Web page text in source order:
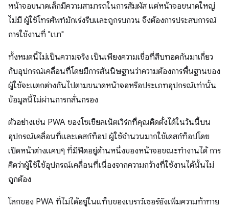
หน้าจอขนาดเล็กมีความสามารถในการสัมผัส แต่หน้าจอขนาดใหญ่
ไม่มี ผู้ใช้โทรศัพท์มักเร่งรีบและถูกรบกวน จึงต้องการประสบการณ์
การใช้งานที่ "เบา"
ทั้งหมดนี้ไม่เป็นความจริง เป็นเพียงความเชื่อที่สืบทอดกันมาเกี่ยว
กับอุปกรณ์เคลื่อนที่โดยมีการสันนิษฐานว่าความต้องการพื้นฐานของ
ผู้ใช้จะแตกต่างกันไปตามขนาดหน้าจอหรือประเภทอุปกรณ์เท่านั้น
ข้อมูลนี้ไม่ผ่านการกลั่นกรอง
ตัวอย่างเช่น PWA ของโซเชียลเน็ตเวิร์กที่คุณติดตั้งได้ในวันนี้บน
อุปกรณ์เคลื่อนที่และเดสก์ท็อป ผู้ใช้จำนวนมากใช้เดสก์ท็อปโดย
เปิดหน้าต่างแคบๆ ที่มีฟีดอยู่ด้านหนึ่งของหน้าจอขณะทำงานได้ การ
คิดว่าผู้ใช้ใช้อุปกรณ์เคลื่อนที่เนื่องจากความกว้างที่ใช้งานได้นั้นไม่
ถูกต้อง
โลกของ PWA ที่ไม่ได้อยู่ในแท็บของเบราว์เซอร์ยังเพิ่มความท้าทาย